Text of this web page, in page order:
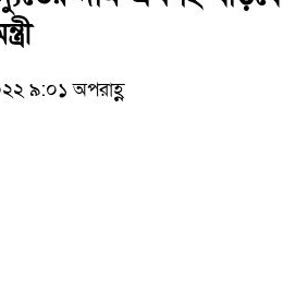
৯:০১ অপরাহ্ণ